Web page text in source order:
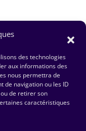
des technologies
aux informations des
nous permettra de
de navigation ou les ID
de retirer son
caractéristiques